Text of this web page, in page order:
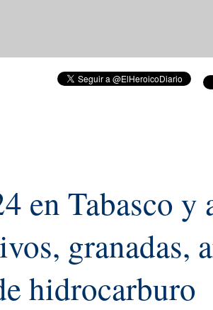
en Tabasco y
granadas,
hidrocarburo